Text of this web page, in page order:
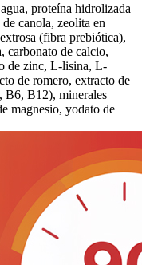
proteína hidrolizada
canola, zeolita en
(fibra prebiótica),
carbonato de calcio,
de zinc, L-lisina, L-
de romero, extracto de
B6, B12), minerales
magnesio, yodato de